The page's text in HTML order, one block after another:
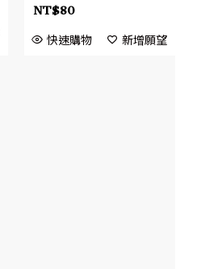
NT$80
快速購物 新增願望